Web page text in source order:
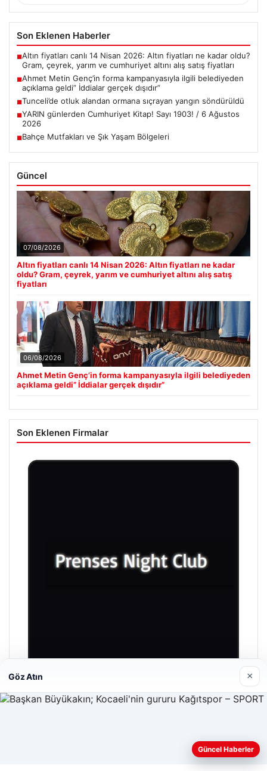
Son Eklenen Haberler
■Altın fiyatları canlı 14 Nisan 2026: Altın fiyatları ne kadar oldu?
Gram, çeyrek, yarım ve cumhuriyet altını alış satış fiyatları
■Ahmet Metin Genç’in forma kampanyasıyla ilgili belediyeden
açıklama geldi” İddialar gerçek dışıdır”
■Tunceli’de otluk alandan ormana sıçrayan yangın söndürüldü
■YARIN günlerden Cumhuriyet Kitap! Sayı 1903! / 6 Ağustos
2026
■Bahçe Mutfakları ve Şık Yaşam Bölgeleri
Güncel
07/08/2026
Altın fiyatları canlı 14 Nisan 2026: Altın fiyatları ne kadar
oldu? Gram, çeyrek, yarım ve cumhuriyet altını alış satış
fiyatları
06/08/2026
Ahmet Metin Genç’in forma kampanyasıyla ilgili belediyeden
açıklama geldi” İddialar gerçek dışıdır”
Son Eklenen Firmalar
Prenses Night Club
Web sitemizi nasıl kullandığınızı daha iyi anlayabilmek,
Göz Atın ×
Güncel Haberler